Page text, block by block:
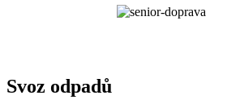
Svoz odpadů